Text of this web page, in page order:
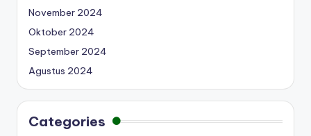
November 2024
Oktober 2024
September 2024
Agustus 2024
Categories